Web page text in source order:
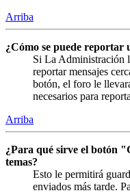
Arriba
¿Cómo se puede reportar
Si La Administración
reportar mensajes
botón, el foro le
necesarios para
Arriba
¿Para qué sirve el botón
temas?
Esto le permitirá
enviados más tarde.